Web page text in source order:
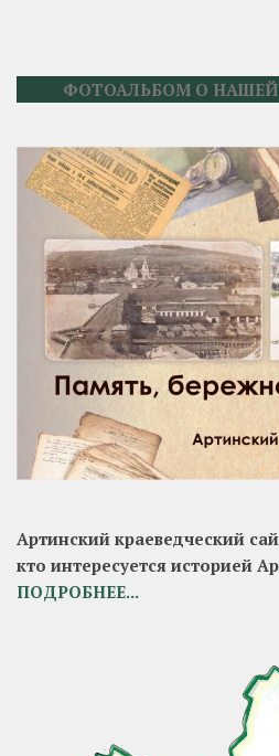
ФОТОАЛЬБОМ О
Артинский краеведческий
кто интересуется историей
ПОДРОБНЕЕ...